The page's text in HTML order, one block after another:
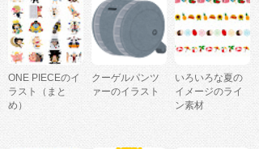
ONE PIECEのイ
ラスト（まと
め）
クーゲルパンツ
ァーのイラスト
いろいろな夏の
イメージのライ
ン素材